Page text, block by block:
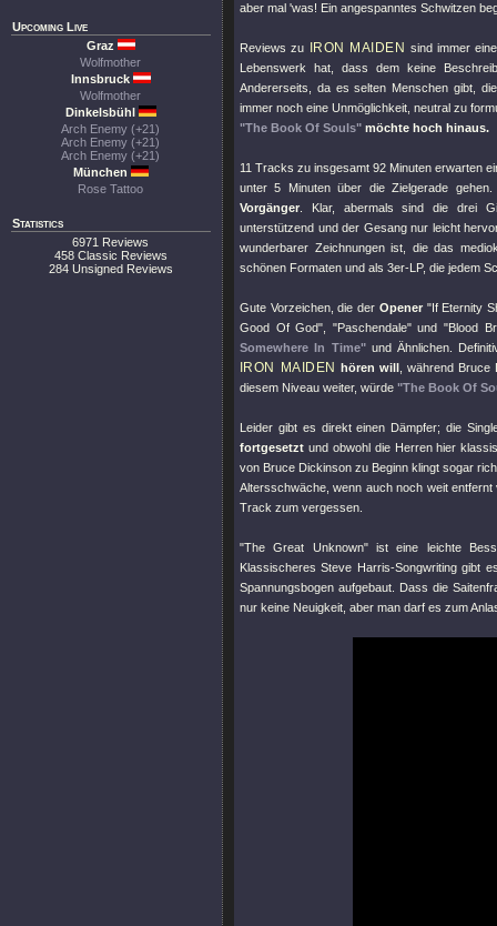
Upcoming Live
Graz
Wolfmother
Innsbruck
Wolfmother
Dinkelsbühl
Arch Enemy (+21)
Arch Enemy (+21)
Arch Enemy (+21)
München
Rose Tattoo
Statistics
6971 Reviews
458 Classic Reviews
284 Unsigned Reviews
aber mal 'was! Ein angespanntes Schwitzen
Reviews zu IRON MAIDEN sind immer
Lebenswerk hat, dass dem keine
Andererseits, da es selten Menschen gibt,
immer noch eine Unmöglichkeit, neutral zu
"The Book Of Souls" möchte hoch hinaus.
11 Tracks zu insgesamt 92 Minuten erwarten
unter 5 Minuten über die Zielgerade
Vorgänger . Klar, abermals sind die drei
unterstützend und der Gesang nur leicht
wunderbarer Zeichnungen ist, die das
schönen Formaten und als 3er-LP, die jedem
Gute Vorzeichen, die der Opener "If Eternity
Good Of God"
"Paschendale"und"Blood
Somewhere In Time"und Ähnlichen.
IRON MAIDEN hören will, während Bruce
diesem Niveau weiter, würde "The Book Of
Leider gibt es direkt einen Dämpfer; die
fortgesetzt und obwohl die Herren hier
von Bruce Dickinson zu Beginn klingt sogar
Altersschwäche, wenn auch noch weit
Track zum vergessen.
"The Great Unknown"ist eine leichte
Klassischeres Steve Harris-Songwriting gibt
Spannungsbogen aufgebaut. Dass die
nur keine Neuigkeit, aber man darf es zum